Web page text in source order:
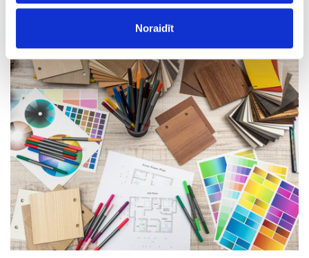
Noraidīt
COMPONENTS' ORDERING PORTAL